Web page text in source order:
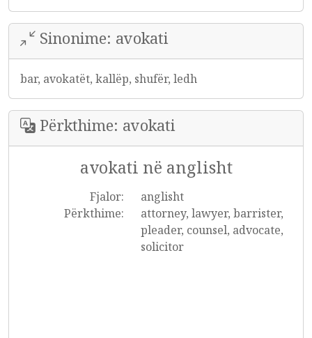
Sinonime: avokati
bar, avokatët, kallëp, shufër, ledh
Përkthime: avokati
avokati në anglisht
Fjalor:
anglisht
Përkthime:
attorney, lawyer, barrister,
pleader, counsel, advocate,
solicitor